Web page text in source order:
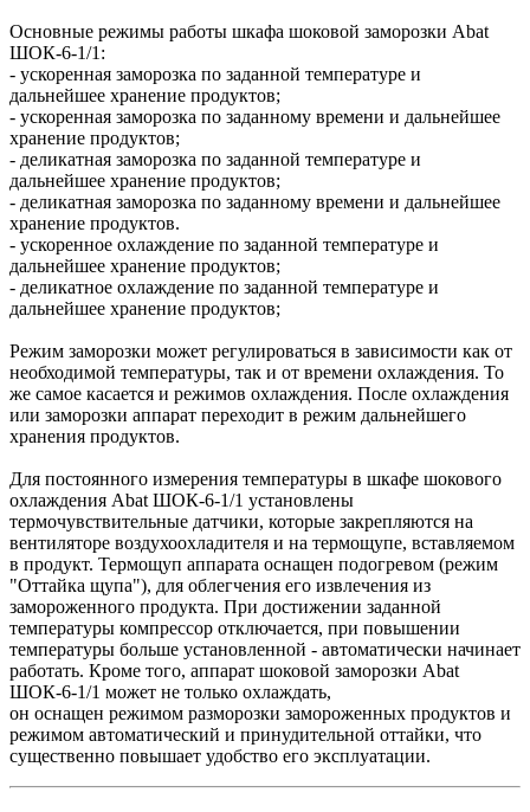
Основные режимы работы шкафа шоковой заморозки Abat
ШОК-6-1/1:
- ускоренная заморозка по заданной температуре и
дальнейшее хранение продуктов;
- ускоренная заморозка по заданному времени и дальнейшее
хранение продуктов;
- деликатная заморозка по заданной температуре и
дальнейшее хранение продуктов;
- деликатная заморозка по заданному времени и дальнейшее
хранение продуктов.
- ускоренное охлаждение по заданной температуре и
дальнейшее хранение продуктов;
- деликатное охлаждение по заданной температуре и
дальнейшее хранение продуктов;
Режим заморозки может регулироваться в зависимости как от
необходимой температуры, так и от времени охлаждения. То
же самое касается и режимов охлаждения. После охлаждения
или заморозки аппарат переходит в режим дальнейшего
хранения продуктов.
Для постоянного измерения температуры в шкафе шокового
охлаждения Abat ШОК-6-1/1 установлены
термочувствительные датчики, которые закрепляются на
вентиляторе воздухоохладителя и на термощупе, вставляемом
в продукт. Термощуп аппарата оснащен подогревом (режим
"Оттайка щупа"), для облегчения его извлечения из
замороженного продукта. При достижении заданной
температуры компрессор отключается, при повышении
температуры больше установленной - автоматически начинает
работать. Кроме того, аппарат шоковой заморозки Abat
ШОК-6-1/1 может не только охлаждать,
он оснащен режимом разморозки замороженных продуктов и
режимом автоматический и принудительной оттайки, что
существенно повышает удобство его эксплуатации.